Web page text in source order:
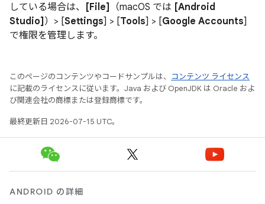
している場合は、
[File] （macOS では [Android
Studio] ）> [Settings] > [Tools] > [Google Accounts]
で権限を管理します。
このページのコンテンツやコードサンプルは、
コンテンツ ライセンス
に記載のライセンスに従います。Java および OpenJDK は Oracle およ
び関連会社の商標または登録商標です。
最終更新日 2026-07-15 UTC。
ANDROID の詳細